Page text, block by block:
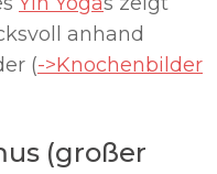
anhand
(->Knochenbilder
(großer